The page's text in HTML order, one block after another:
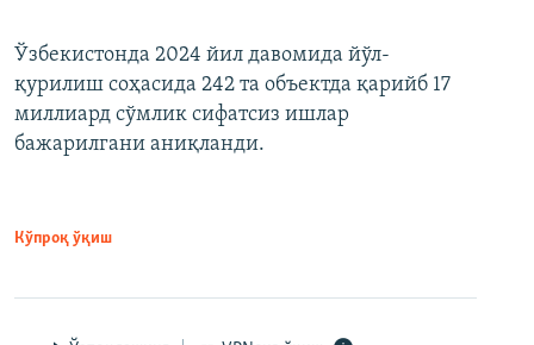
Ўзбекистонда 2024 йил давомида йўл-
қурилиш соҳасида 242 та объектда қарийб 17
миллиард сўмлик сифатсиз ишлар
бажарилгани аниқланди.
Кўпроқ ўқиш